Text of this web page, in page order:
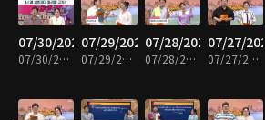
07/30/2026
07/30/2026 • 30분
07/29/2026
07/29/2026 • 30분
07/28/2026
07/28/2026 • 30분
07/27/
07/27/2026 • 30분